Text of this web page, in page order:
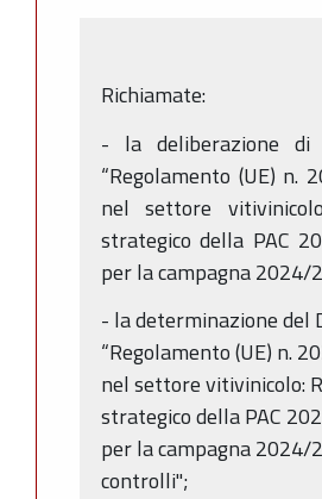
Richiamate:
- la deliberazione di
“Regolamento (UE)
nel settore
strategico della PAC
per la campagna 2024/
- la determinazione del
“Regolamento (UE) n.
nel settore vitivinicolo:
strategico della PAC
per la campagna 2024/
controlli";